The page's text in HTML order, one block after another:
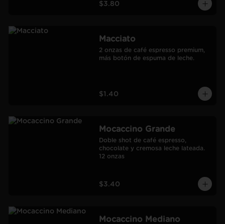
$3.80
Macciato
2 onzas de café espresso premium,
más botón de espuma de leche.
$1.40
Mocaccino Grande
Doble shot de café espresso,
chocolate y cremosa leche lateada.
12 onzas
$3.40
Mocaccino Mediano